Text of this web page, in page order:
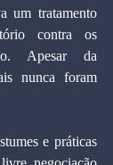
um tratamento
contra os
Apesar da
nunca foram
e práticas